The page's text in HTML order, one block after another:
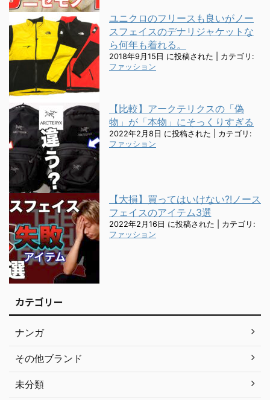
ユニクロのフリースも良いがノー
スフェイスのデナリジャケットな
ら何年も着れる。
2018年9月15日 に投稿された
カテゴリ:
ファッション
【比較】アークテリクスの「偽
物」が「本物」にそっくりすぎる
2022年2月8日 に投稿された
カテゴリ:
ファッション
【大損】買ってはいけない?!ノース
フェイスのアイテム3選
2022年2月16日 に投稿された
カテゴリ:
ファッション
カテゴリー
ナンガ
その他ブランド
未分類